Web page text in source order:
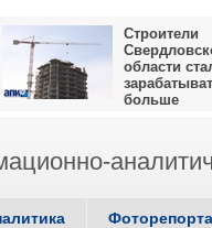
Строители
области
больше